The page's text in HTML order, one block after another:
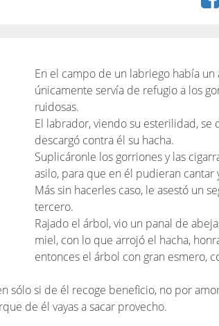
En el campo de un labriego había
únicamente servía de refugio a los
ruidosas.
El labrador, viendo su esterilidad, se
descargó contra él su hacha.
Suplicáronle los gorriones y las
asilo, para que en él pudieran cantar
Más sin hacerles caso, le asestó un
tercero.
Rajado el árbol, vio un panal de
miel, con lo que arrojó el hacha,
entonces el árbol con gran esmero,
sólo si de él recoge beneficio, no por
de él vayas a sacar provecho.